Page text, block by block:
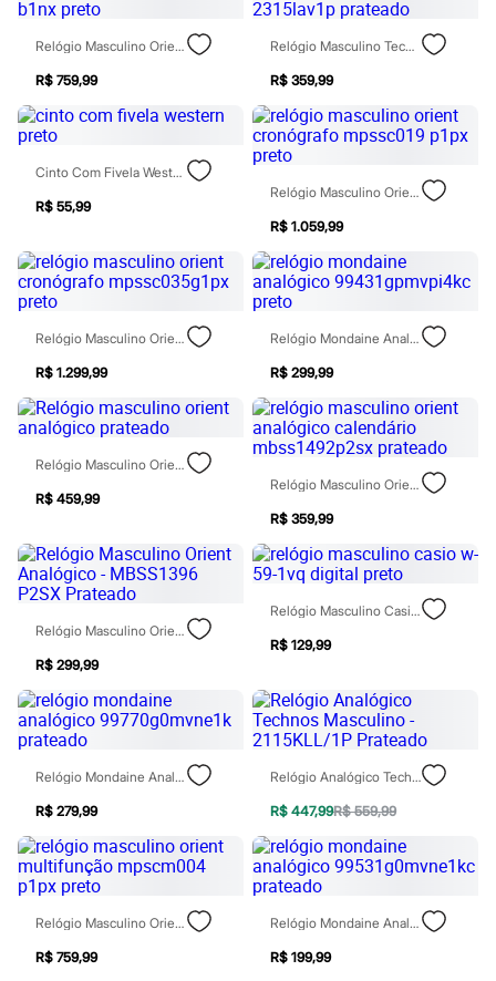
Casacos e Jaquetas
Jeans
Moda esportiva
Shorts e Saias
Masculino
Em alta
Inverno
Novidades
Roupas
Camisas
Calças
Camisetas e Regatas
Casacos e Jaquetas
Jeans
Acessórios
Bolsas e Mochilas
Chapéus e Bonés
Cintos
Carteiras
Óculos
Relógios
Chinelos
Sapatos
Sandálias e Papetes
Moda esportiva
Acessórios
Bermudas
Camisetas
Calças
Calçados
Regatas
Moda íntima
Meias
Pijamas
Moda praia
Personagens
Plus size
Blusas e Camisetas
Calças
Camisas
Relógio Masculino Orient Multifunção Mpscm004 B1nx Preto
R$ 759,99
Relógio Masculino Technos Analógico Calendário 2315lav1p Prateado
R$ 359,99
Cinto Com Fivela Western Preto
R$ 55,99
Relógio Masculino Orient Cronógrafo Mpssc019 P1px Preto
R$ 1.059,99
Relógio Masculino Orient Cronógrafo Mpssc035g1px Preto
R$ 1.299,99
Relógio Mondaine Analógico 99431gpmvpi4kc Preto
R$ 299,99
Relógio Masculino Orient Analógico Prateado
R$ 459,99
Relógio Masculino Orient Analógico Calendário Mbss1492p2sx Prateado
R$ 359,99
Relógio Masculino Orient Analógico - MBSS1396 P2SX Prateado
R$ 299,99
Relógio Masculino Casio W-59-1vq Digital Preto
R$ 129,99
Relógio Mondaine Analógico 99770g0mvne1k Prateado
R$ 279,99
Relógio Analógico Technos Masculino - 2115KLL/1P Prateado
R$ 447,99R$ 559,99
Relógio Masculino Orient Multifunção Mpscm004 P1px Preto
R$ 759,99
Relógio Mondaine Analógico 99531g0mvne1kc Prateado
R$ 199,99